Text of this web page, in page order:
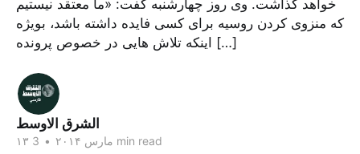
خواهد گذاشت. وی روز چهارشنبه گفت: «ما معتقد نیستیم
که منزوی کردن روسیه برای کسی فایده داشته باشد، بویژه
اینکه تلاش هایی در خصوص پرونده […]
الشرق الاوسط
۱۳ مارس ۲۰۱۴ • 3 min read